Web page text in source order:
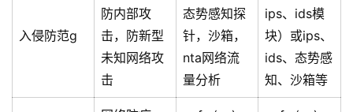
入侵防范g
防内部攻
击，防新型
未知网络攻
击
态势感知探
针，沙箱，
nta网络流
量分析
ips、ids模
块）或ips、
ids、态势感
知、沙箱等